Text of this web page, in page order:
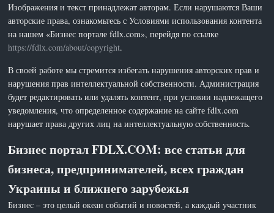
Изображения и текст принадлежат авторам. Если нарушаются Ваши
авторские права, ознакомьтесь с Условиями использования контента
на нашем «Бизнес портале fdlx.com», перейдя по ссылке
https://fdlx.com/about/copyright.
В своей работе мы стремится избегать нарушения авторских прав и
нарушения прав интеллектуальной собственности. Администрация
будет редактировать или удалять контент, при условии надлежащего
уведомления, что определенное содержание на сайте fdlx.com
нарушает права других лиц на интеллектуальную собственность.
Бизнес портал FDLX.COM: все статьи для
бизнеса, предпринимателей, всех граждан
Украины и ближнего зарубежья
Бизнес – это целый океан событий и новостей, а каждый участник